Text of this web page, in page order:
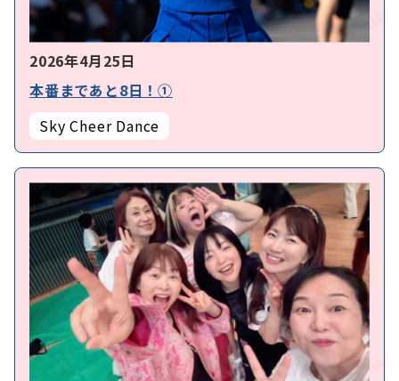
2026年4月25日
本番まであと8日！①
Sky Cheer Dance